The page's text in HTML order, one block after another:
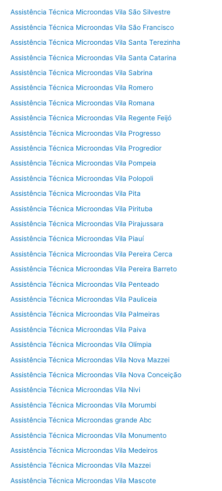
Assistência Técnica Microondas Vila São Silvestre
Assistência Técnica Microondas Vila São Francisco
Assistência Técnica Microondas Vila Santa Terezinha
Assistência Técnica Microondas Vila Santa Catarina
Assistência Técnica Microondas Vila Sabrina
Assistência Técnica Microondas Vila Romero
Assistência Técnica Microondas Vila Romana
Assistência Técnica Microondas Vila Regente Feijó
Assistência Técnica Microondas Vila Progresso
Assistência Técnica Microondas Vila Progredior
Assistência Técnica Microondas Vila Pompeia
Assistência Técnica Microondas Vila Polopoli
Assistência Técnica Microondas Vila Pita
Assistência Técnica Microondas Vila Pirituba
Assistência Técnica Microondas Vila Pirajussara
Assistência Técnica Microondas Vila Piauí
Assistência Técnica Microondas Vila Pereira Cerca
Assistência Técnica Microondas Vila Pereira Barreto
Assistência Técnica Microondas Vila Penteado
Assistência Técnica Microondas Vila Pauliceia
Assistência Técnica Microondas Vila Palmeiras
Assistência Técnica Microondas Vila Paiva
Assistência Técnica Microondas Vila Olímpia
Assistência Técnica Microondas Vila Nova Mazzei
Assistência Técnica Microondas Vila Nova Conceição
Assistência Técnica Microondas Vila Nivi
Assistência Técnica Microondas Vila Morumbi
Assistência Técnica Microondas grande Abc
Assistência Técnica Microondas Vila Monumento
Assistência Técnica Microondas Vila Medeiros
Assistência Técnica Microondas Vila Mazzei
Assistência Técnica Microondas Vila Mascote